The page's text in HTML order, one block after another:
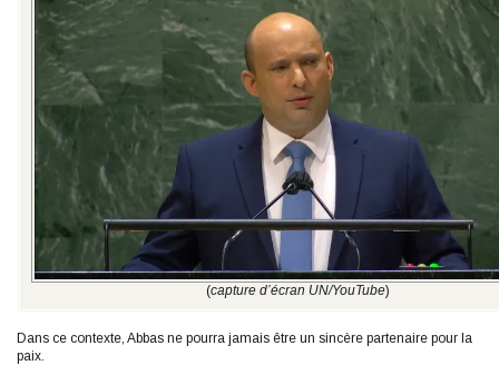
(capture d’écran UN/YouTube)
Dans ce contexte, Abbas ne pourra jamais être un sincère partenaire pour la
paix.